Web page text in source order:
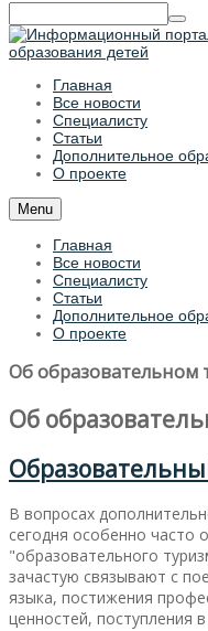
Главная
Все новости
Специалисту
Статьи
Дополнительное
О проекте
Menu
Главная
Все новости
Специалисту
Статьи
Дополнительное
О проекте
Об образовательном
Об
В вопросах
сегодня особенно часто
"образовательного
зачастую связывают с
языка, постижения
ценностей, поступления